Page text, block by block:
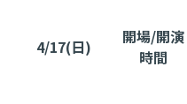
4/17(日)
開場/開演
時間